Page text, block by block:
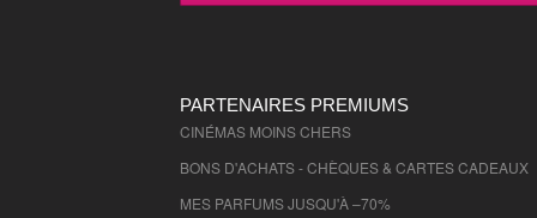
PARTENAIRES PREMIUMS
CINÉMAS MOINS CHERS
BONS D'ACHATS - CHÈQUES & CARTES CADEAUX
MES PARFUMS JUSQU'À –70%